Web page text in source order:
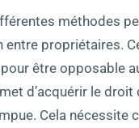
méthodes
entre propriétaires.
être opposable
d’acquérir le droit
Cela nécessite